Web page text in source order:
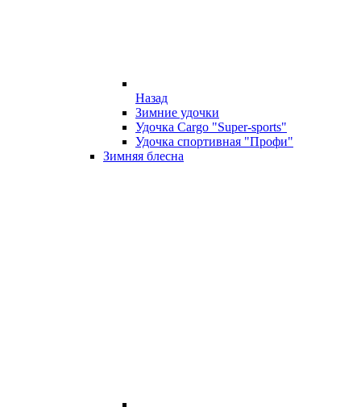
Назад
Зимние удочки
Удочка Cargo "Super-sports"
Удочка спортивная "Профи"
Зимняя блесна